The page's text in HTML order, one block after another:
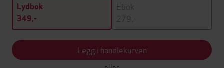
Lydbok
349,-
Ebok
279,-
Legg i handlekurven